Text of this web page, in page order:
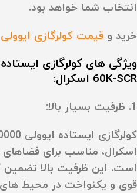
انتخاب شما خواهد بود.
خرید و قیمت کولرگازی ایوولی
60K-SCR اسکرال:
1. ظرفیت بسیار بالا:
است. این ظرفیت بالا
قوی و یکنواخت در محیط‌